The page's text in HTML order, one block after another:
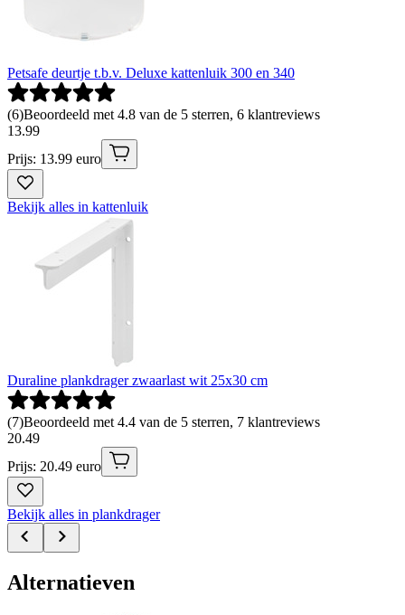
Petsafe deurtje t.b.v. Deluxe kattenluik 300 en 340
(6)Beoordeeld met 4.8 van de 5 sterren, 6 klantreviews
13.99
Prijs: 13.99 euro
Bekijk alles in kattenluik
Duraline plankdrager zwaarlast wit 25x30 cm
(7)Beoordeeld met 4.4 van de 5 sterren, 7 klantreviews
20.49
Prijs: 20.49 euro
Bekijk alles in plankdrager
Alternatieven